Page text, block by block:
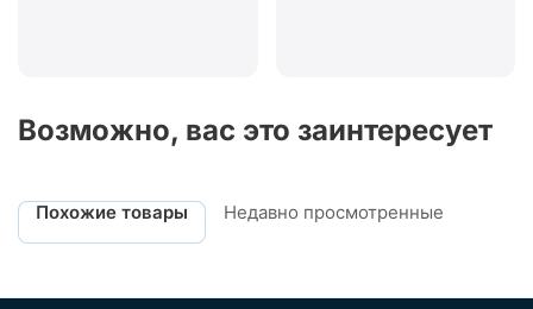
Возможно, вас это заинтересует
Похожие товары Недавно просмотренные